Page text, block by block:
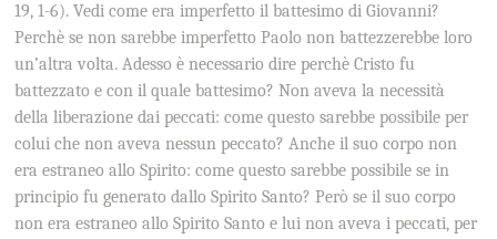
19, 1-6). Vedi come era imperfetto il battesimo di Giovanni?
Perchè se non sarebbe imperfetto Paolo non battezzerebbe loro
un’altra volta. Adesso è necessario dire perchè Cristo fu
battezzato e con il quale battesimo? Non aveva la necessità
della liberazione dai peccati: come questo sarebbe possibile per
colui che non aveva nessun peccato? Anche il suo corpo non
era estraneo allo Spirito: come questo sarebbe possibile se in
principio fu generato dallo Spirito Santo? Però se il suo corpo
non era estraneo allo Spirito Santo e lui non aveva i peccati, per